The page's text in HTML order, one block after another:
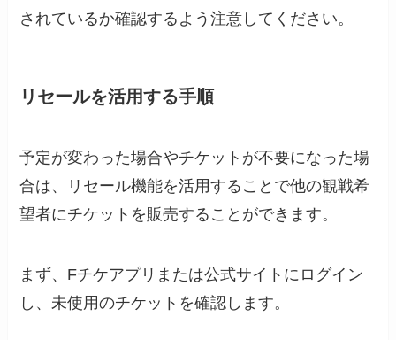
されているか確認するよう注意してください。
リセールを活用する手順
予定が変わった場合やチケットが不要になった場
合は、リセール機能を活用することで他の観戦希
望者にチケットを販売することができます。
まず、Fチケアプリまたは公式サイトにログイン
し、未使用のチケットを確認します。